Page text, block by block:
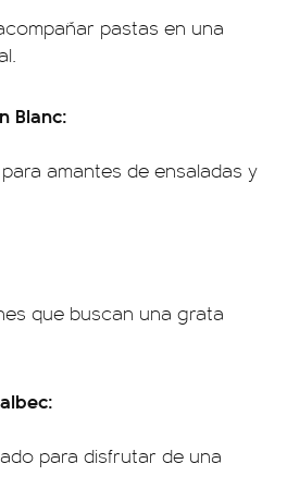
pastas en una
Blanc:
amantes de ensaladas y
que buscan una grata
para disfrutar de una